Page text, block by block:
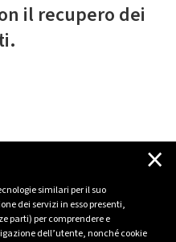
similari per il suo
dei servizi in esso presenti,
parti) per comprendere e
dell’utente, nonché cookie
×
il recupero dei
il recupero dei